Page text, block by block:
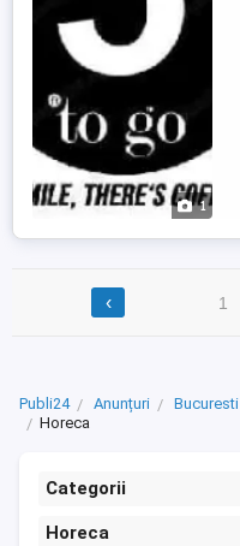
1
‹ 1
Publi24 Anunțuri Bucuresti
Horeca
Categorii
Horeca